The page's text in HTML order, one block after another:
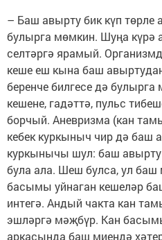
– Баш авырту бик күп төрле
булырга мөмкин. Шуңа күрә
селтәргә ярамый.
кеше еш кына баш
беренче билгесе дә
кешене, гадәттә, пульс
борчый. Аневризма (кан
кебек куркыныч чир дә баш
куркынычы шул: баш
була ала. Шеш булса, ул
басымы уйнаган кешеләр
интегә. Андый чакта кан
эшләргә мәҗбүр. Кан
аркасында баш миендә